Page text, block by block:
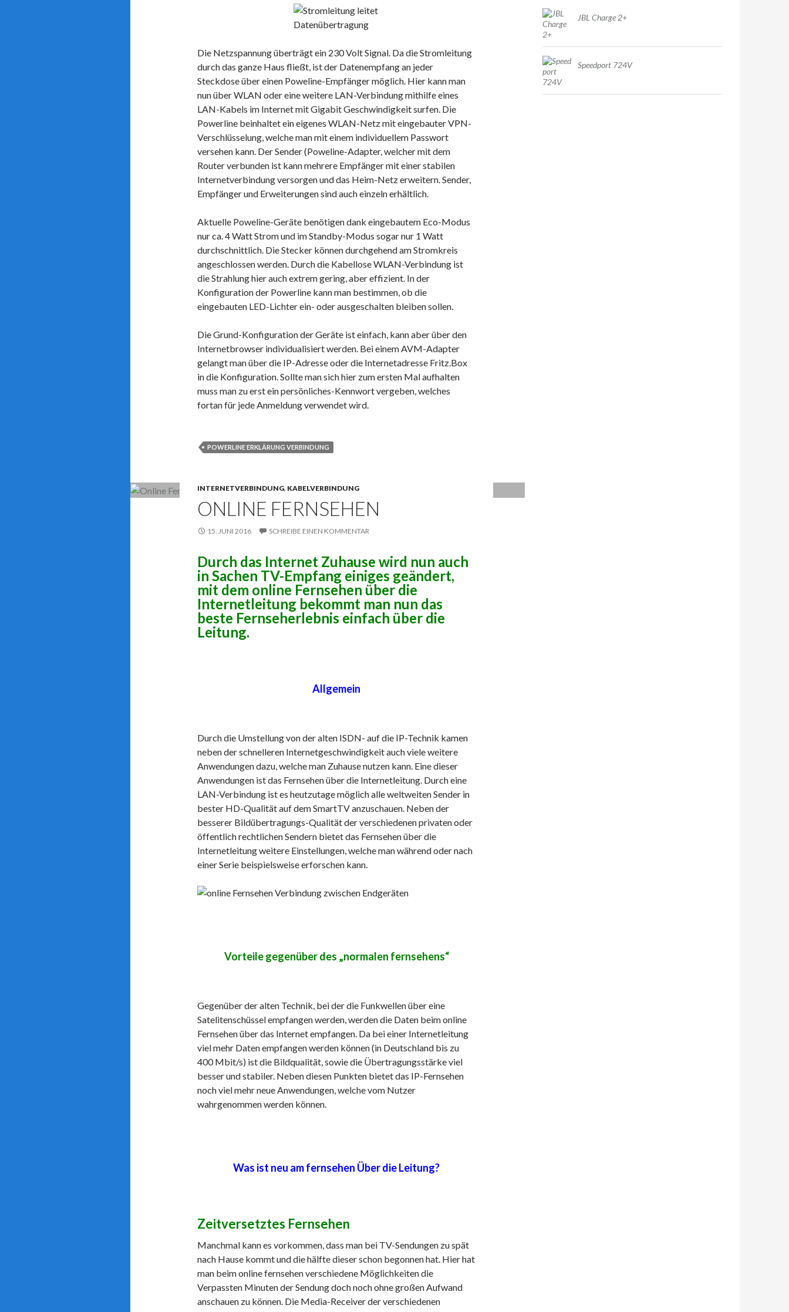
Die Netzspannung überträgt ein 230 Volt Signal. Da die Stromleitung
durch das ganze Haus fließt, ist der Datenempfang an jeder
Steckdose über einen Poweline-Empfänger möglich. Hier kann man
nun über WLAN oder eine weitere LAN-Verbindung mithilfe eines
LAN-Kabels im Internet mit Gigabit Geschwindigkeit surfen. Die
Powerline beinhaltet ein eigenes WLAN-Netz mit eingebauter VPN-
Verschlüsselung, welche man mit einem individuellem Passwort
versehen kann. Der Sender (Poweline-Adapter, welcher mit dem
Router verbunden ist kann mehrere Empfänger mit einer stabilen
Internetverbindung versorgen und das Heim-Netz erweitern. Sender,
Empfänger und Erweiterungen sind auch einzeln erhältlich.
Aktuelle Poweline-Geräte benötigen dank eingebautem Eco-Modus
nur ca. 4 Watt Strom und im Standby-Modus sogar nur 1 Watt
durchschnittlich. Die Stecker können durchgehend am Stromkreis
angeschlossen werden. Durch die Kabellose WLAN-Verbindung ist
die Strahlung hier auch extrem gering, aber effizient. In der
Konfiguration der Powerline kann man bestimmen, ob die
eingebauten LED-Lichter ein- oder ausgeschalten bleiben sollen.
Die Grund-Konfiguration der Geräte ist einfach, kann aber über den
Internetbrowser individualisiert werden. Bei einem AVM-Adapter
gelangt man über die IP-Adresse oder die Internetadresse Fritz.Box
in die Konfiguration. Sollte man sich hier zum ersten Mal aufhalten
muss man zu erst ein persönliches-Kennwort vergeben, welches
fortan für jede Anmeldung verwendet wird.
POWERLINE ERKLÄRUNG VERBINDUNG
INTERNETVERBINDUNG, KABELVERBINDUNG
ONLINE FERNSEHEN
15. JUNI 2016 SCHREIBE EINEN KOMMENTAR
Durch das Internet Zuhause wird nun auch
in Sachen TV-Empfang einiges geändert,
mit dem online Fernsehen über die
Internetleitung bekommt man nun das
beste Fernseherlebnis einfach über die
Leitung.
Allgemein
Durch die Umstellung von der alten ISDN- auf die IP-Technik kamen
neben der schnelleren Internetgeschwindigkeit auch viele weitere
Anwendungen dazu, welche man Zuhause nutzen kann. Eine dieser
Anwendungen ist das Fernsehen über die Internetleitung. Durch eine
LAN-Verbindung ist es heutzutage möglich alle weltweiten Sender in
bester HD-Qualität auf dem SmartTV anzuschauen. Neben der
besserer Bildübertragungs-Qualität der verschiedenen privaten oder
öffentlich rechtlichen Sendern bietet das Fernsehen über die
Internetleitung weitere Einstellungen, welche man während oder nach
einer Serie beispielsweise erforschen kann.
Vorteile gegenüber des „normalen fernsehens“
Gegenüber der alten Technik, bei der die Funkwellen über eine
Satelitenschüssel empfangen werden, werden die Daten beim online
Fernsehen über das Internet empfangen. Da bei einer Internetleitung
viel mehr Daten empfangen werden können (in Deutschland bis zu
400 Mbit/s) ist die Bildqualität, sowie die Übertragungsstärke viel
besser und stabiler. Neben diesen Punkten bietet das IP-Fernsehen
noch viel mehr neue Anwendungen, welche vom Nutzer
wahrgenommen werden können.
Was ist neu am fernsehen Über die Leitung?
Zeitversetztes Fernsehen
Manchmal kann es vorkommen, dass man bei TV-Sendungen zu spät
nach Hause kommt und die hälfte dieser schon begonnen hat. Hier hat
man beim online fernsehen verschiedene Möglichkeiten die
Verpassten Minuten der Sendung doch noch ohne großen Aufwand
anschauen zu können. Die Media-Receiver der verschiedenen
JBL Charge 2+
Speedport 724V